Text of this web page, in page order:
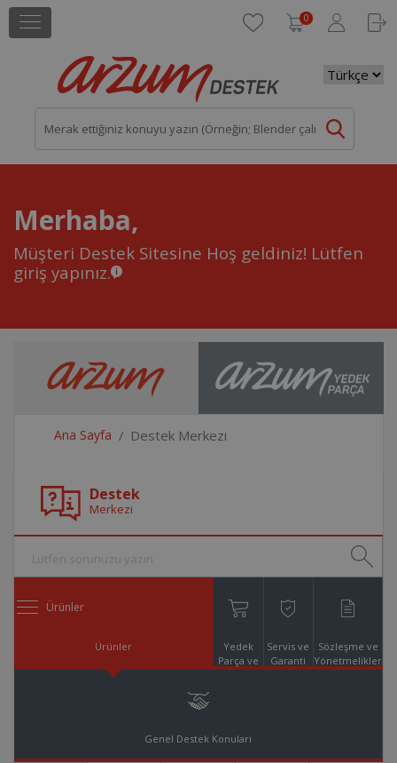
0
Merhaba,
Müşteri Destek Sitesine Hoş geldiniz! Lütfen
giriş yapınız.
Ana Sayfa Destek Merkezi
Destek
Merkezi
Ürünler
Ürünler
Yedek
Parça ve
Servis ve
Garanti
Sözleşme ve
Yönetmelikler
Genel Destek Konuları